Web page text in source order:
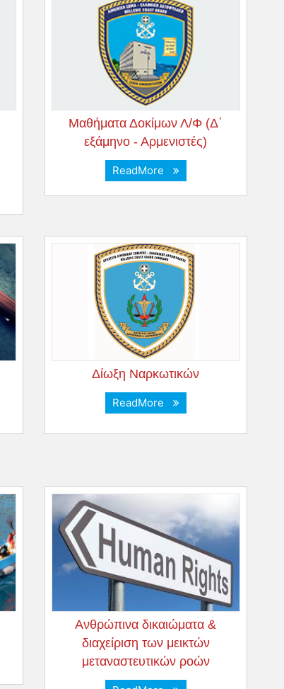
Μαθήματα Δοκίμων Λ/Φ (Δ΄
εξάμηνο - Αρμενιστές)
ReadMore
Δίωξη Ναρκωτικών
ReadMore
Ανθρώπινα δικαιώματα &
διαχείριση των μεικτών
μεταναστευτικών ροών